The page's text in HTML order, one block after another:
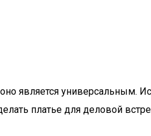
является универсальным.
платье для деловой